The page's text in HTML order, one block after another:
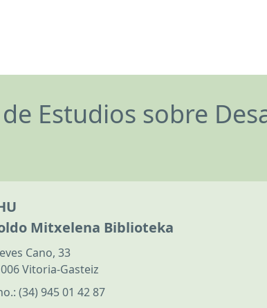
Estudios sobre
Mitxelena Biblioteka
Cano, 33
Vitoria-Gasteiz
(34) 945 01 42 87